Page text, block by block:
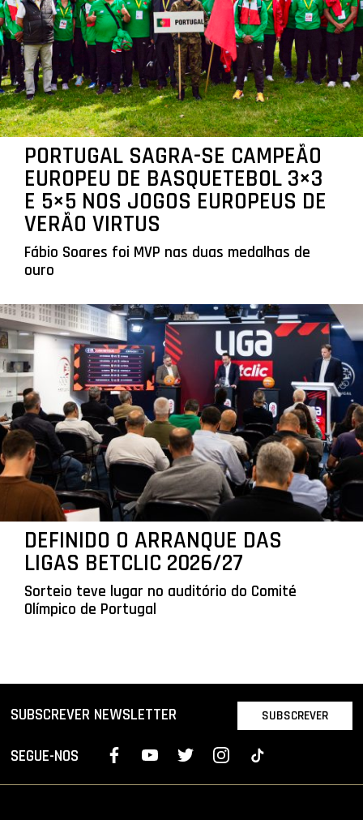
PORTUGAL SAGRA-SE CAMPEÃO
EUROPEU DE BASQUETEBOL 3×3
E 5×5 NOS JOGOS EUROPEUS DE
VERÃO VIRTUS
Fábio Soares foi MVP nas duas medalhas de
ouro
DEFINIDO O ARRANQUE DAS
LIGAS BETCLIC 2026/27
Sorteio teve lugar no auditório do Comité
Olímpico de Portugal
SUBSCREVER NEWSLETTER SUBSCREVER
SEGUE-NOS